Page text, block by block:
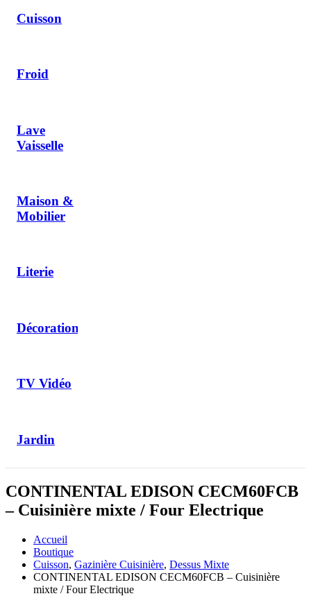
Cuisson
Froid
Lave
Vaisselle
Maison &
Mobilier
Literie
Décoration
TV Vidéo
Jardin
CONTINENTAL EDISON CECM60FCB
– Cuisinière mixte / Four Electrique
Accueil
Boutique
Cuisson, Gazinière Cuisinière, Dessus Mixte
CONTINENTAL EDISON CECM60FCB – Cuisinière
mixte / Four Electrique